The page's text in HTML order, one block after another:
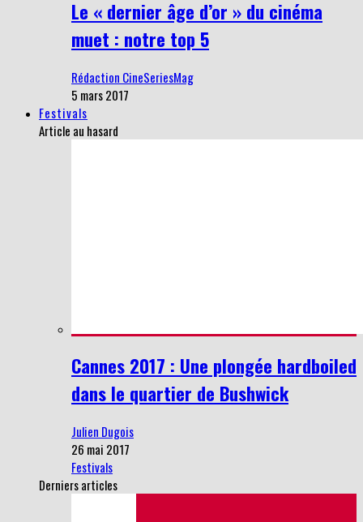
Le « dernier âge d’or » du cinéma
muet : notre top 5
Rédaction CineSeriesMag
5 mars 2017
Festivals
Article au hasard
Cannes 2017 : Une plongée hardboiled
dans le quartier de Bushwick
Julien Dugois
26 mai 2017
Festivals
Derniers articles